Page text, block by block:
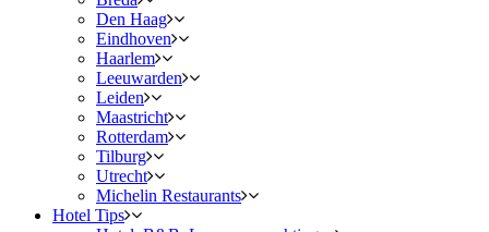
Den Haag
Eindhoven
Haarlem
Leeuwarden
Leiden
Maastricht
Rotterdam
Tilburg
Utrecht
Michelin Restaurants
Hotel Tips